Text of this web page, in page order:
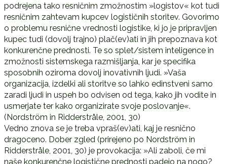
podrejena tako resničnim zmožnostim »logistov« kot tudi
resničnim zahtevam kupcev logističnih storitev. Govorimo
o problemu resnične vrednosti logistike, ki jo je pripravljen
kupec tudi (dovolj trajno) plač(ev)ati in jih prepoznava kot
konkurenčne prednosti. Te so splet/sistem inteligence in
zmožnosti sistemskega razmišljanja, kar je specifika
sposobnih oziroma dovolj inovativnih ljudi. »Vaša
organizacija, izdelki ali storitve so lahko edinstveni samo
zaradi ljudi in uspeh bo odvisen od tega, kako jih vodite in
usmerjate ter kako organizirate svoje poslovanje«.
(Nordström in Ridderstråle, 2001, 30)
Vedno znova se je treba vpraš(ev)ati, kaj je resnično
dragoceno. Dober zgled (prirejeno po Nordström in
Ridderstråle, 2001, 30) je provokacija: »Ali zaboli, če mi
naše konkurenčne logistične prednosti padejo na nogo?